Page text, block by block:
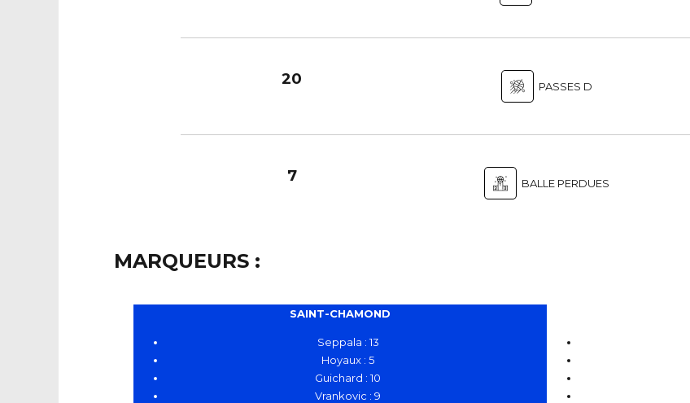
20 PASSES D
7 BALLE PERDUES
MARQUEURS :
SAINT-CHAMOND
Seppala : 13
Hoyaux : 5
Guichard : 10
Vrankovic : 9